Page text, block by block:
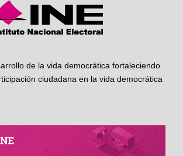
de la vida democrática fortaleciendo
ciudadana en la vida democrática